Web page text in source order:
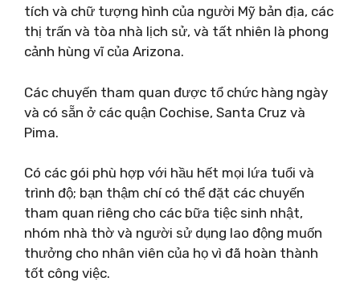
tích và chữ tượng hình của người Mỹ bản địa, các
thị trấn và tòa nhà lịch sử, và tất nhiên là phong
cảnh hùng vĩ của Arizona.
Các chuyến tham quan được tổ chức hàng ngày
và có sẵn ở các quận Cochise, Santa Cruz và
Pima.
Có các gói phù hợp với hầu hết mọi lứa tuổi và
trình độ; bạn thậm chí có thể đặt các chuyến
tham quan riêng cho các bữa tiệc sinh nhật,
nhóm nhà thờ và người sử dụng lao động muốn
thưởng cho nhân viên của họ vì đã hoàn thành
tốt công việc.